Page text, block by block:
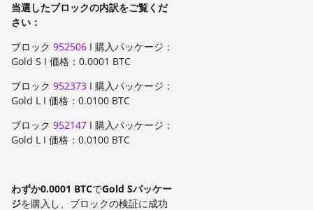
当選したブロックの内訳をご覧くだ
さい：
ブロック 952506 I 購入パッケージ：
Gold S I 価格：0.0001 BTC
ブロック 952373 I 購入パッケージ：
Gold L I 価格：0.0100 BTC
ブロック 952147 I 購入パッケージ：
Gold L I 価格：0.0100 BTC
わずか0.0001 BTCでGold Sパッケー
ジを購入し、ブロックの検証に成功